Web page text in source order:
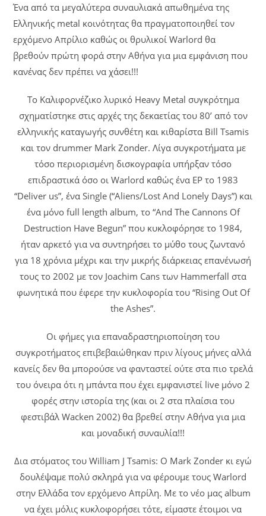
Ένα από τα μεγαλύτερα συναυλιακά απωθημένα της
Ελληνικής metal κοινότητας θα πραγματοποιηθεί τον
ερχόμενο Απρίλιο καθώς οι θρυλικοί Warlord θα
βρεθούν πρώτη φορά στην Αθήνα για μια εμφάνιση που
κανένας δεν πρέπει να χάσει!!!
Το Καλιφορνέζικο λυρικό Heavy Metal συγκρότημα
σχηματίστηκε στις αρχές της δεκαετίας του 80’ από τον
ελληνικής καταγωγής συνθέτη και κιθαρίστα Bill Tsamis
και τον drummer Mark Zonder. Λίγα συγκροτήματα με
τόσο περιορισμένη δισκογραφία υπήρξαν τόσο
επιδραστικά όσο οι Warlord καθώς ένα EP το 1983
“Deliver us”, ένα Single (“Aliens/Lost And Lonely Days”) και
ένα μόνο full length album, το “And The Cannons Of
Destruction Have Begun” που κυκλοφόρησε το 1984,
ήταν αρκετό για να συντηρήσει το μύθο τους ζωντανό
για 18 χρόνια μέχρι και την μικρής διάρκειας επανένωσή
τους το 2002 με τον Joachim Cans των Hammerfall στα
φωνητικά που έφερε την κυκλοφορία του “Rising Out Of
the Ashes”.
Οι φήμες για επαναδραστηριοποίηση του
συγκροτήματος επιβεβαιώθηκαν πριν λίγους μήνες αλλά
κανείς δεν θα μπορούσε να φανταστεί ούτε στα πιο τρελά
του όνειρα ότι η μπάντα που έχει εμφανιστεί live μόνο 2
φορές στην ιστορία της (και οι 2 στα πλαίσια του
φεστιβάλ Wacken 2002) θα βρεθεί στην Αθήνα για μια
και μοναδική συναυλία!!!
Δια στόματος του William J Tsamis: Ο Mark Zonder κι εγώ
δουλέψαμε πολύ σκληρά για να φέρουμε τους Warlord
στην Ελλάδα τον ερχόμενο Απρίλη. Με το νέο μας album
να έχει μόλις κυκλοφορήσει τότε, είμαστε έτοιμοι να